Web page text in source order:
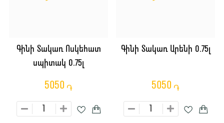
Գինի Տակառ Ոսկեհատ
սպիտակ 0.75լ
5050 ֏
Գինի Տակառ Արենի 0.75լ
5050 ֏